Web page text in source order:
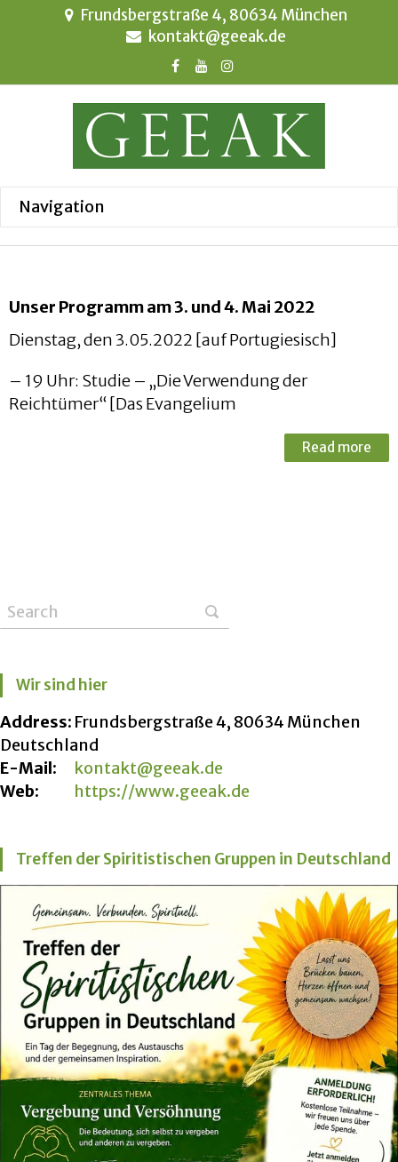
Frundsbergstraße 4, 80634 München
kontakt@geeak.de
Unser Programm am 3. und 4. Mai 2022
Dienstag, den 3.05.2022 [auf Portugiesisch]
– 19 Uhr: Studie – „Die Verwendung der
Reichtümer“ [Das Evangelium
Read more
Wir sind hier
Address: Frundsbergstraße 4, 80634 München
Deutschland
E-Mail:
kontakt@geeak.de
Web:
https://www.geeak.de
Treffen der Spiritistischen Gruppen in Deutschland